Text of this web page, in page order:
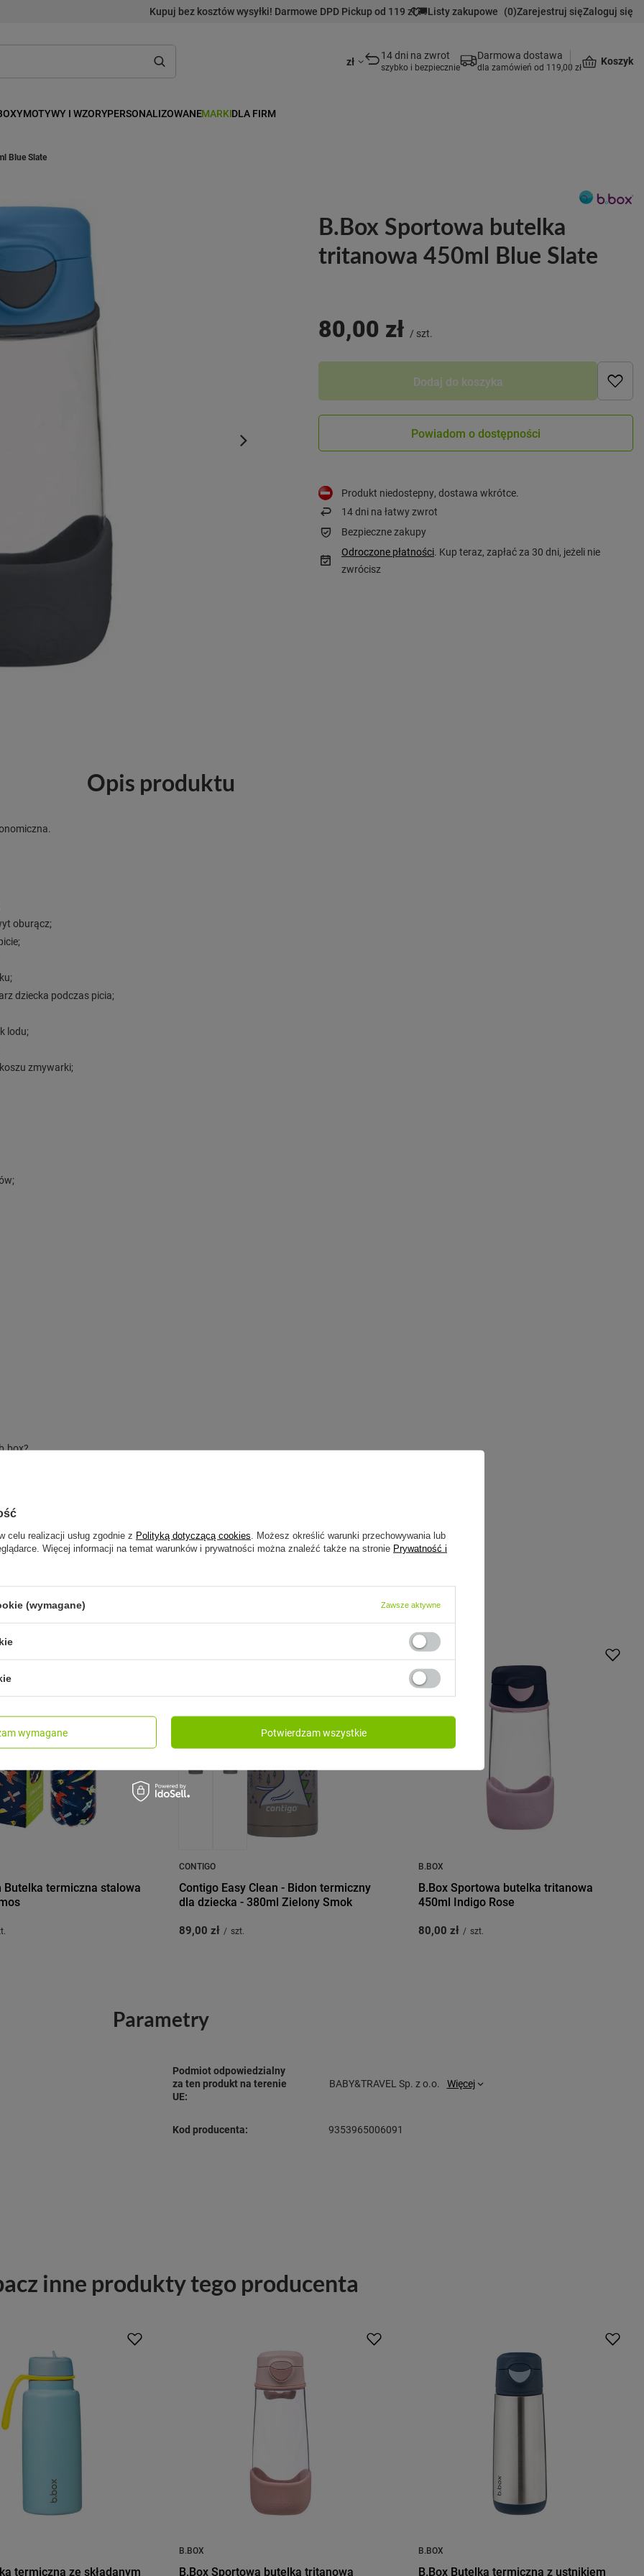
Kupuj bez kosztów wysyłki! Darmowe DPD Pickup od 119 zł 🚚Listy zakupowe (0)Zarejestruj sięZaloguj się
zł 14 dni na zwrot
szybko i bezpiecznie
Darmowa dostawa
dla zamówień od 119,00 zł Koszyk
MOTYWY I WZORYPERSONALIZOWANEMARKIDLA FIRM
Blue Slate
B.Box Sportowa butelka
tritanowa 450ml Blue Slate
80,00 zł / szt.
Dodaj do koszyka
Powiadom o dostępności
Produkt niedostepny, dostawa wkrótce
14dni na łatwy zwrot
Bezpieczne zakupy
Odroczone płatności. Kup teraz, zapłać za 30 dni, jeżeli nie
zwrócisz
Opis produktu
oburącz;
dziecka podczas picia;
lodu;
zmywarki;
Zobacz również:
Butelka termiczna stalowa
CONTIGO
Contigo Easy Clean - Bidon termiczny
dla dziecka - 380ml Zielony Smok
89,00 zł / szt.
B.BOX
B.Box Sportowa butelka tritanowa
450ml Indigo Rose
80,00 zł / szt.
Parametry
Podmiot odpowiedzialny
za ten produkt na terenie
UE:
BABY&TRAVEL Sp. z o.o. Więcej
Kod producenta: 9353965006091
inne produkty tego producenta
termiczna ze składanym
B.BOX
B.Box Sportowa butelka tritanowa
B.BOX
B.Box Butelka termiczna z ustnikiem
celu realizacji usług zgodnie z Polityką dotyczącą cookies . Możesz określić warunki przechowywania lub
Więcej informacji na temat warunków i prywatności można znaleźć także na stronie Prywatność i
(wymagane) Zawsze aktywne
wymagane Potwierdzam wszystkie